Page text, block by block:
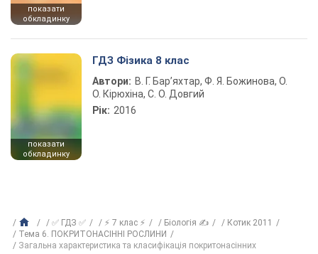
показати
обкладинку
показати
обкладинку
ГДЗ Фізика 8 клас
Автори: В. Г. Бар’яхтар, Ф. Я. Божинова, О.
О. Кірюхіна, С. О. Довгий
Рік: 2016
✅ ГДЗ ✅ ⚡ 7 клас ⚡ Біологія ✍
Котик 2011
Тема 6. ПОКРИТОНАСІННІ РОСЛИНИ
Загальна характеристика та класифікація покритонасінних